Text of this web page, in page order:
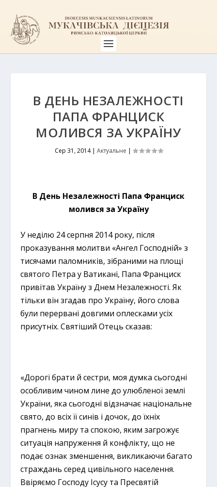
В ДЕНЬ НЕЗАЛЕЖНОСТІ
ПАПА ФРАНЦИСК
МОЛИВСЯ ЗА УКРАЇНУ
Сер 31, 2014| Актуальне |
В День Незалежності Папа Франциск
молився за Україну
У неділю 24 серпня 2014 року, після
проказування молитви «Ангел Господній» з
тисячами паломників, зібраними на площі
святого Петра у Ватикані, Папа Франциск
привітав Україну з Днем Незалежності. Як
тільки він згадав про Україну, його слова
були перервані довгими оплесками усіх
присутніх. Святіший Отець сказав:
«Дорогі брати й сестри, моя думка сьогодні
особливим чином лине до улюбленої землі
України, яка сьогодні відзначає національне
свято, до всіх її синів і дочок, до їхніх
прагнень миру та спокою, яким загрожує
ситуація напруження й конфлікту, що не
подає ознак зменшення, викликаючи багато
страждань серед цивільного населення.
Ввіряємо Господу Ісусу та Пресвятій